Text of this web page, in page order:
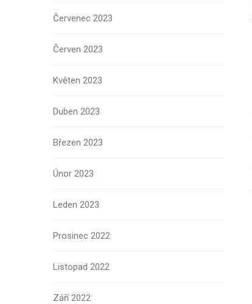
Červenec 2023
Červen 2023
Květen 2023
Duben 2023
Březen 2023
Únor 2023
Leden 2023
Prosinec 2022
Listopad 2022
Září 2022